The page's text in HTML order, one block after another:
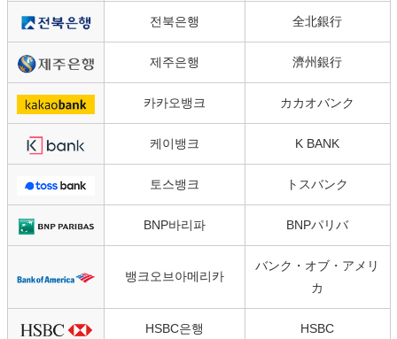
전북은행 全北銀行
제주은행 濟州銀行
카카오뱅크 カカオバンク
케이뱅크 K BANK
토스뱅크 トスバンク
BNP바리파 BNPパリバ
뱅크오브아메리카
バンク・オブ・アメリ
カ
HSBC은행 HSBC